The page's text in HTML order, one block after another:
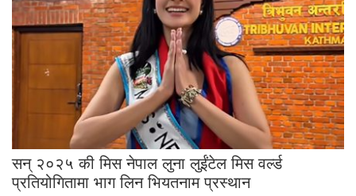
सन् २०२५ की मिस नेपाल लुना लुईंटेल मिस वर्ल्ड
प्रतियोगितामा भाग लिन भियतनाम प्रस्थान